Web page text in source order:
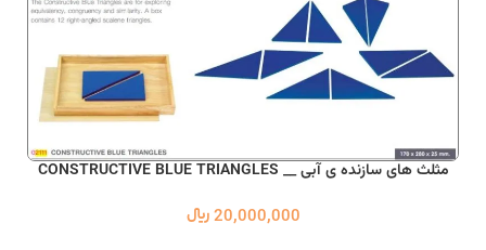
مثلث های سازنده ی آبی __ CONSTRUCTIVE BLUE TRIANGLES
20,000,000 ﷼